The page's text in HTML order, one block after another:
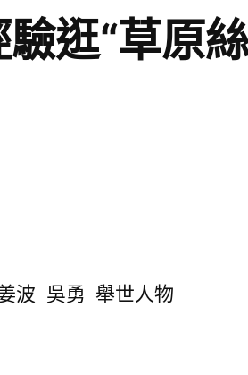
逛“草原
波 吳勇 舉世人物